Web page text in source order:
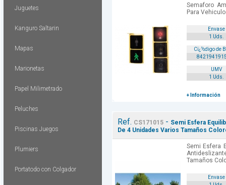
Juguetes
Kanguro Saltarin
Mapas
Marionetas
Papel Milimetrado
Peluches
Piscinas Juegos
Plumiers
Portatodo con Colgador
Semaforo
Para
Envase
1 Uds.
Cï¿½digo de
UMV
1 Uds.
+ Información
Ref. CS171015 - Semi Esfera
De 4 Unidades Varios Tamaños
Semi Esfera
Tamaños
Envase